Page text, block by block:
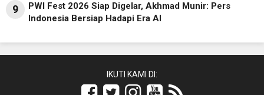
9
PWI Fest 2026 Siap Digelar, Akhmad Munir: Pers
Indonesia Bersiap Hadapi Era AI
IKUTI KAMI DI: